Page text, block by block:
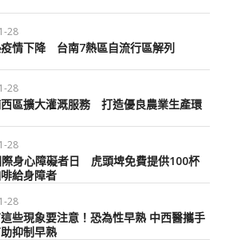
28
情下降 台南7熱區自流行區解列
28
區擴大灌溉服務 打造優良農業生產環
28
身心障礙者日 虎頭埤免費提供100杯
給身障者
28
些現象要注意！恐為性早熟 中西醫攜手
抑制早熟